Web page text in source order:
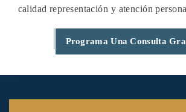
calidad representación y atención
Programa Una Consulta